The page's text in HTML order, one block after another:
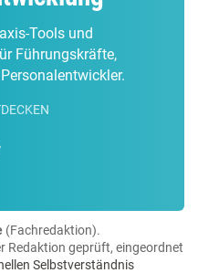
Tools und
Führungskräfte,
(Fachredaktion).
Redaktion geprüft, eingeordnet
Selbstverständnis